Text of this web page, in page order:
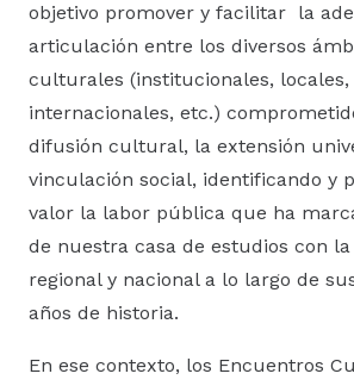
objetivo promover y facilitar la
articulación entre los diversos
culturales (institucionales, locales,
internacionales, etc.)
difusión cultural, la extensión
vinculación social, identificando y
valor la labor pública que ha
de nuestra casa de estudios con
regional y nacional a lo largo de
años de historia.
En ese contexto, los Encuentros